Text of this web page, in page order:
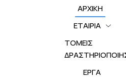
ΑΡΧΙΚΗ
ΕΤΑΙΡΙΑ
ΤΟΜΕΙΣ
ΕΡΓΑ